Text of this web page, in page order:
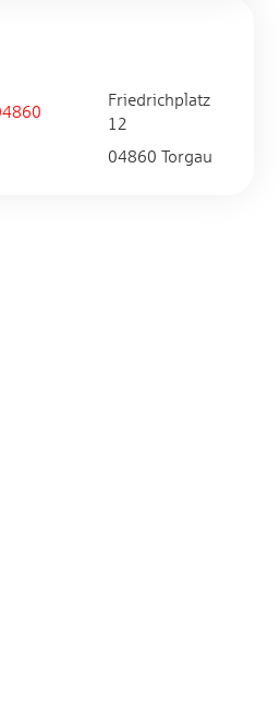
Friedrichplatz
12
04860 Torgau